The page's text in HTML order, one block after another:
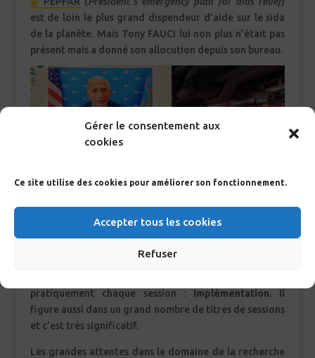
Gérer le consentement aux
cookies
Ce site utilise des cookies pour améliorer son fonctionnement.
Accepter tous les cookies
Refuser
est de loin le plus grand dispendeur d’aide sur le sida
de la planète. Mais Tony FAUCI lui non plus n’était pas
présent mais a donné son allocution depuis son bureau.
Mais alors, de quoi a-t-on le plus parlé dans cette
pratiquement chaque session : implémentation. Il
figure aussi dans un grand nombre de titres de sessions
et c’est très significatif.
Les grandes attentes dans le domaine de la recherche